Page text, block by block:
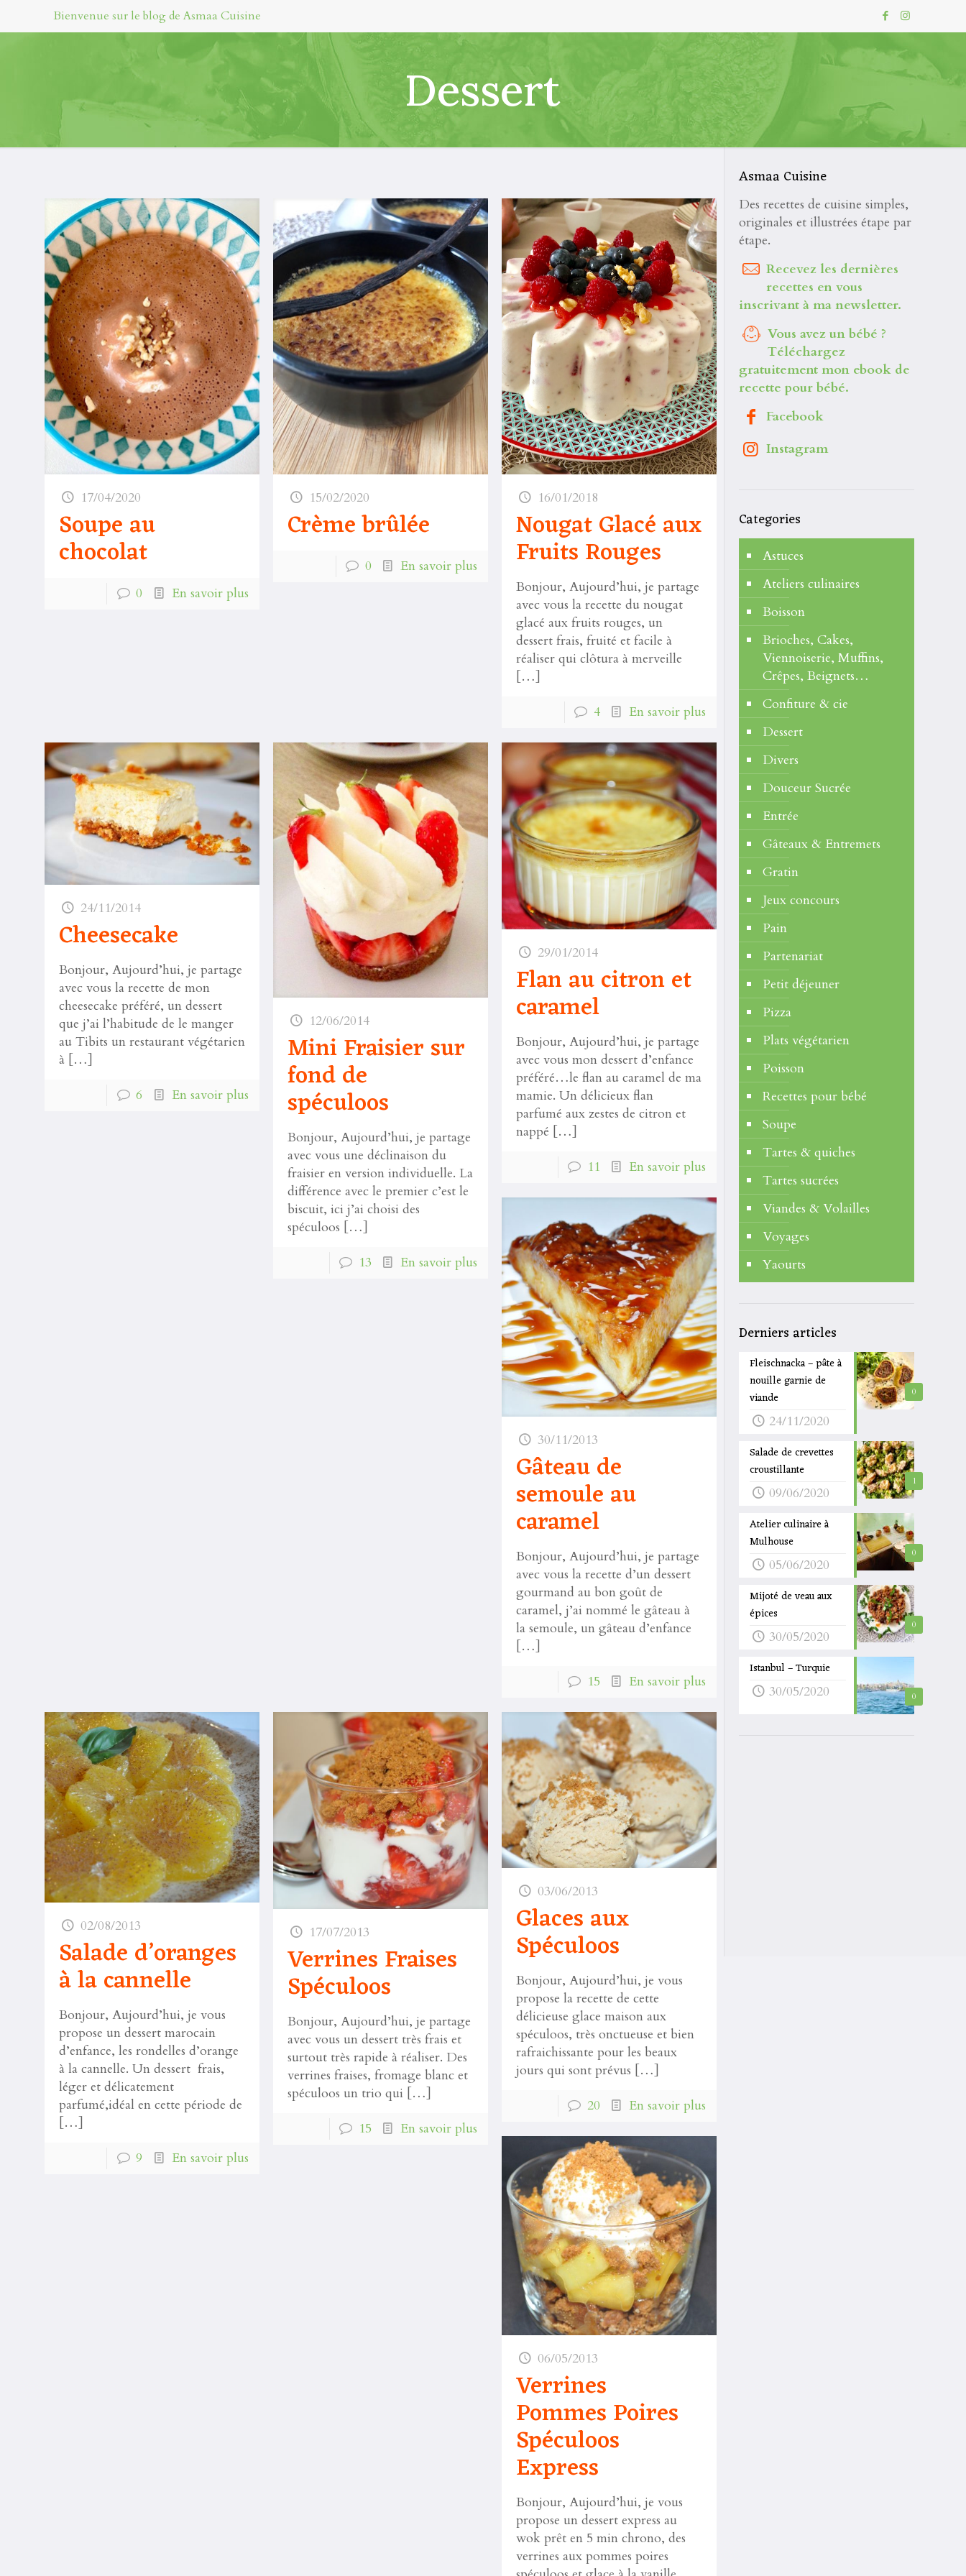
Bienvenue sur le blog de Asmaa Cuisine
Dessert
17/04/2020
Soupe au
chocolat
0 En savoir plus
15/02/2020
Crème brûlée
0 En savoir plus
16/01/2018
Nougat Glacé aux
Fruits Rouges
Bonjour, Aujourd’hui, je partage
avec vous la recette du nougat
glacé aux fruits rouges, un
dessert frais, fruité et facile à
réaliser qui clôtura à merveille
[…]
4
En savoir plus
24/11/2014
Cheesecake
Bonjour, Aujourd’hui, je partage
avec vous la recette de mon
cheesecake préféré, un dessert
que j’ai l’habitude de le manger
au Tibits un restaurant végétarien
à[…]
6
En savoir plus
12/06/2014
Mini Fraisier sur
fond de
spéculoos
Bonjour, Aujourd’hui, je partage
avec vous une déclinaison du
fraisier en version individuelle. La
différence avec le premier c’est le
biscuit, ici j’ai choisi des
spéculoos […]
13
En savoir plus
29/01/2014
Flan au citron et
caramel
Bonjour, Aujourd’hui, je partage
avec vous mon dessert d’enfance
préféré…le flan au caramel de ma
mamie. Un délicieux flan
parfumé aux zestes de citron et
nappé […]
11
En savoir plus
30/11/2013
Gâteau de
semoule au
caramel
Bonjour, Aujourd’hui, je partage
avec vous la recette d’un dessert
gourmand au bon goût de
caramel, j’ai nommé le gâteau à
la semoule, un gâteau d’enfance
[…]
15
En savoir plus
02/08/2013
Salade d’oranges
à la cannelle
Bonjour, Aujourd’hui, je vous
propose un dessert marocain
d’enfance, les rondelles d’orange
à la cannelle. Un dessert frais,
léger et délicatement
parfumé,idéal en cette période de
[…]
9
En savoir plus
17/07/2013
Verrines Fraises
Spéculoos
Bonjour, Aujourd’hui, je partage
avec vous un dessert très frais et
surtout très rapide à réaliser. Des
verrines fraises, fromage blanc et
spéculoos un trio qui […]
15
En savoir plus
03/06/2013
Glaces aux
Spéculoos
Bonjour, Aujourd’hui, je vous
propose la recette de cette
délicieuse glace maison aux
spéculoos, très onctueuse et bien
rafraichissante pour les beaux
jours qui sont prévus […]
20
En savoir plus
06/05/2013
Verrines
Pommes Poires
Spéculoos
Express
Bonjour, Aujourd’hui, je vous
propose un dessert express au
wok prêt en 5 min chrono, des
verrines aux pommes poires
Asmaa Cuisine
Des recettes de cuisine simples,
originales et illustrées étape par
étape.
Recevez les dernières
recettes en vous
inscrivant à ma newsletter.
Vous avez un bébé ?
Téléchargez
gratuitement mon ebook de
recette pour bébé.
Facebook
Instagram
Categories
Astuces
Ateliers culinaires
Boisson
Brioches, Cakes,
Viennoiserie, Muffins,
Crêpes, Beignets…
Confiture & cie
Dessert
Divers
Douceur Sucrée
Entrée
Gâteaux & Entremets
Gratin
Jeux concours
Pain
Partenariat
Petit déjeuner
Pizza
Plats végétarien
Poisson
Recettes pour bébé
Soupe
Tartes & quiches
Tartes sucrées
Viandes & Volailles
Voyages
Yaourts
Derniers articles
0
Fleischnacka – pâte à
nouille garnie de
viande
24/11/2020
1
Salade de crevettes
croustillante
09/06/2020
0
Atelier culinaire à
Mulhouse
05/06/2020
0
Mijoté de veau aux
épices
30/05/2020
0
Istanbul – Turquie
30/05/2020